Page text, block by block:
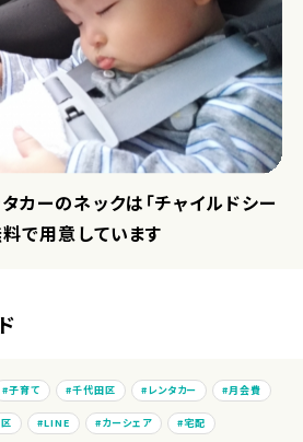
カーのネックは「チャイルドシー
で用意しています
子育て 千代田区 レンタカー 月会費
LINE カーシェア 宅配